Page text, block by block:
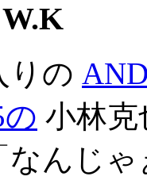
りの
の 小林克
なんじ